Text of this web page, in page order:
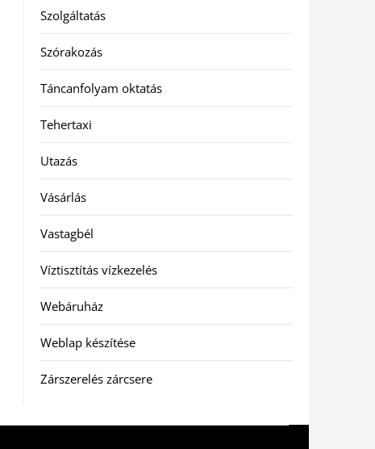
Szolgáltatás
Szórakozás
Táncanfolyam oktatás
Tehertaxi
Utazás
Vásárlás
Vastagbél
Víztisztítás vízkezelés
Webáruház
Weblap készítése
Zárszerelés zárcsere